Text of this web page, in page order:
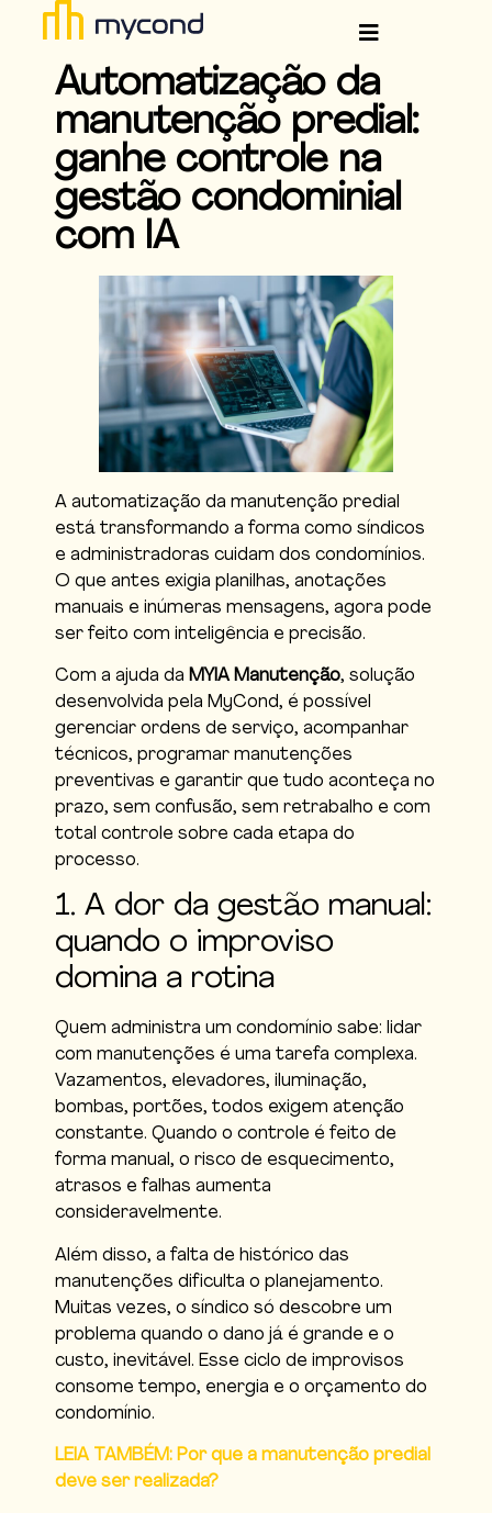
Automatização da
manutenção predial:
ganhe controle na
gestão condominial
com IA
A automatização da manutenção predial
está transformando a forma como síndicos
e administradoras cuidam dos condomínios.
O que antes exigia planilhas, anotações
manuais e inúmeras mensagens, agora pode
ser feito com inteligência e precisão.
Com a ajuda da MYIA Manutenção, solução
desenvolvida pela MyCond, é possível
gerenciar ordens de serviço, acompanhar
técnicos, programar manutenções
preventivas e garantir que tudo aconteça no
prazo, sem confusão, sem retrabalho e com
total controle sobre cada etapa do
processo.
1. A dor da gestão manual:
quando o improviso
domina a rotina
Quem administra um condomínio sabe: lidar
com manutenções é uma tarefa complexa.
Vazamentos, elevadores, iluminação,
bombas, portões, todos exigem atenção
constante. Quando o controle é feito de
forma manual, o risco de esquecimento,
atrasos e falhas aumenta
consideravelmente.
Além disso, a falta de histórico das
manutenções dificulta o planejamento.
Muitas vezes, o síndico só descobre um
problema quando o dano já é grande e o
custo, inevitável. Esse ciclo de improvisos
consome tempo, energia e o orçamento do
condomínio.
LEIA TAMBÉM: Por que a manutenção predial
deve ser realizada?